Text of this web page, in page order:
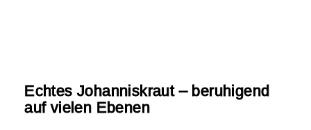
Echtes Johanniskraut – beruhigend
auf vielen Ebenen